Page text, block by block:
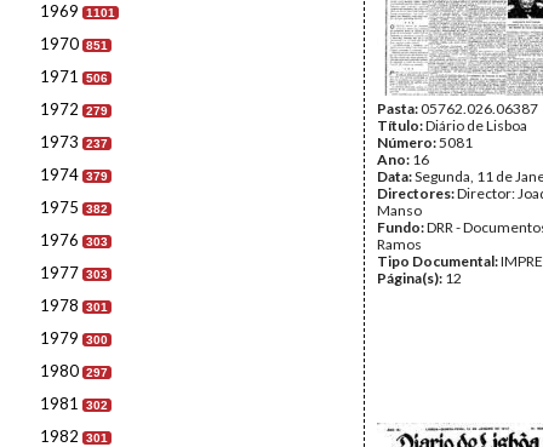
1969 1101
1970 851
1971 506
1972 279
1973 237
1974 379
1975 382
1976 303
1977 303
1978 301
1979 300
1980 297
1981 302
1982 301
Pasta:05762.026.06387
Título:Diário de Lisboa
Número:5081
Ano: 16
Data:Segunda, 11 de
Directores:Director:
Manso
Fundo:DRR -
Ramos
Tipo Documental:
Página(s): 12